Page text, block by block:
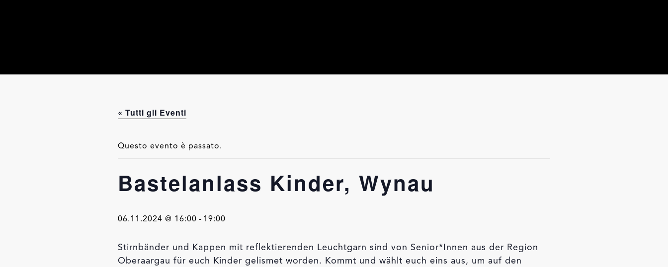
« Tutti gli Eventi
Questo evento è passato.
Bastelanlass Kinder, Wynau
06.11.2024 @ 16:00 - 19:00
Stirnbänder und Kappen mit reflektierenden Leuchtgarn sind von Senior*Innen aus der Region
Oberaargau für euch Kinder gelismet worden. Kommt und wählt euch eins aus, um auf den